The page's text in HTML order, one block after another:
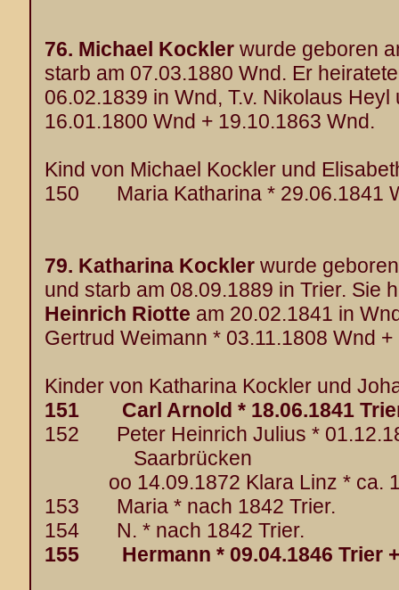
76. Michael Kockler wurde geboren
starb am 07.03.1880 Wnd. Er
06.02.1839 in Wnd, T.v. Nikolaus
16.01.1800 Wnd + 19.10.1863 Wnd.
Kind von Michael Kockler und
150 Maria Katharina * 29.06.1841
79. Katharina Kockler wurde
und starb am 08.09.1889 in Trier. Sie
Heinrich Riotte am 20.02.1841 in
Gertrud Weimann * 03.11.1808 Wnd
Kinder von Katharina Kockler und
151 Carl Arnold * 18.06.1841
152 Peter Heinrich Julius *
Saarbrücken
oo 14.09.1872 Klara Linz * ca.
153 Maria * nach 1842 Trier.
154 N. * nach 1842 Trier.
155 Hermann * 09.04.1846 Trier +